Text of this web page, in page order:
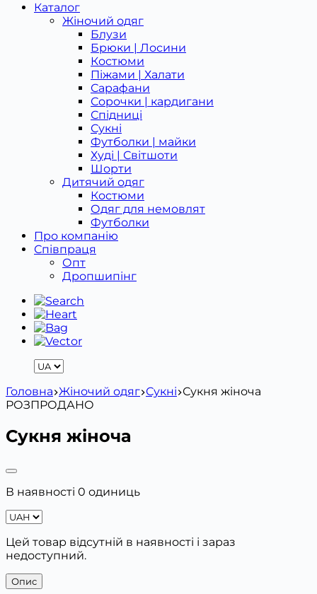
Каталог
Жіночий одяг
Блузи
Брюки | Лосини
Костюми
Піжами | Халати
Сарафани
Сорочки | кардигани
Спідниці
Сукні
Футболки | майки
Худі | Світшоти
Шорти
Дитячий одяг
Костюми
Одяг для немовлят
Футболки
Про компанію
Співпраця
Опт
Дропшипінг
Головна Жіночий одяг Сукні Сукня жіноча
РОЗПРОДАНО
Сукня жіноча
В наявності 0 одиниць
Цей товар відсутній в наявності і зараз
недоступний.
Опис